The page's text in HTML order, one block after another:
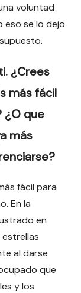
voluntad
eso se lo dejo
¿Crees
más fácil
¿O que
más
fácil para
En la
en
al darse
que
y los